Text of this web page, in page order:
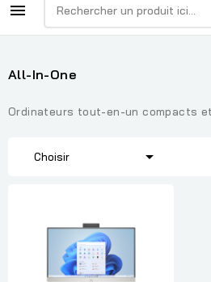

All-In-One
Ordinateurs tout-en-un compacts
Choisir 